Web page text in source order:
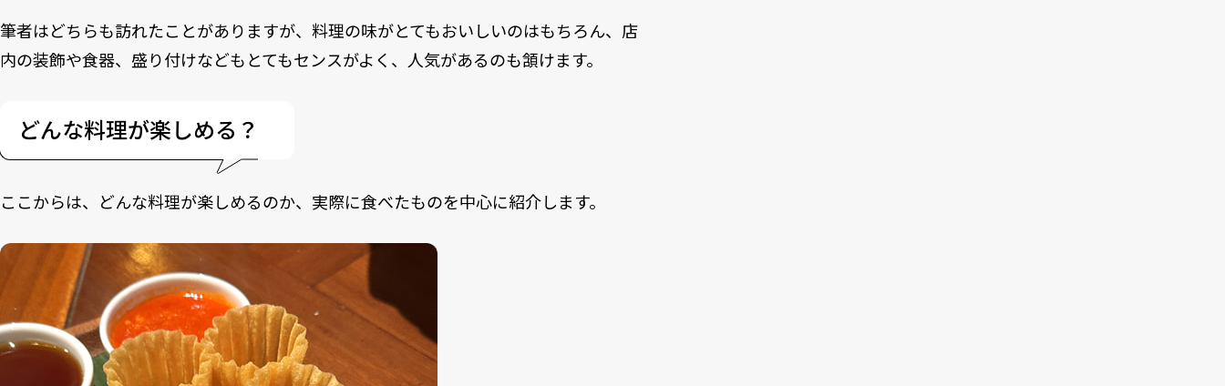
筆者はどちらも訪れたことがありますが、料理の味がとてもおいしいのはもちろん、店
内の装飾や食器、盛り付けなどもとてもセンスがよく、人気があるのも頷けます。
どんな料理が楽しめる？
ここからは、どんな料理が楽しめるのか、実際に食べたものを中心に紹介します。